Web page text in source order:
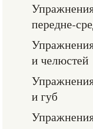
передне-
и челюстей
и губ